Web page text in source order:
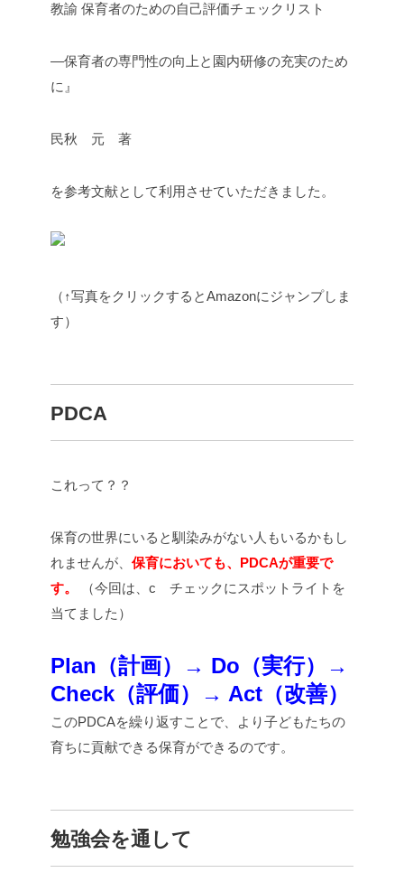
教諭 保育者のための自己評価チェックリスト
―保育者の専門性の向上と園内研修の充実のため
に』
民秋 元 著
を参考文献として利用させていただきました。
（↑写真をクリックするとAmazonにジャンプしま
す）
PDCA
これって？？
保育の世界にいると馴染みがない人もいるかもし
れませんが、 保育においても、PDCAが重要で
す。
（今回は、c チェックにスポットライトを
当てました）
Plan（計画）→ Do（実行）→
Check（評価）→ Act（改善）
このPDCAを繰り返すことで、より子どもたちの
育ちに貢献できる保育ができるのです。
勉強会を通して